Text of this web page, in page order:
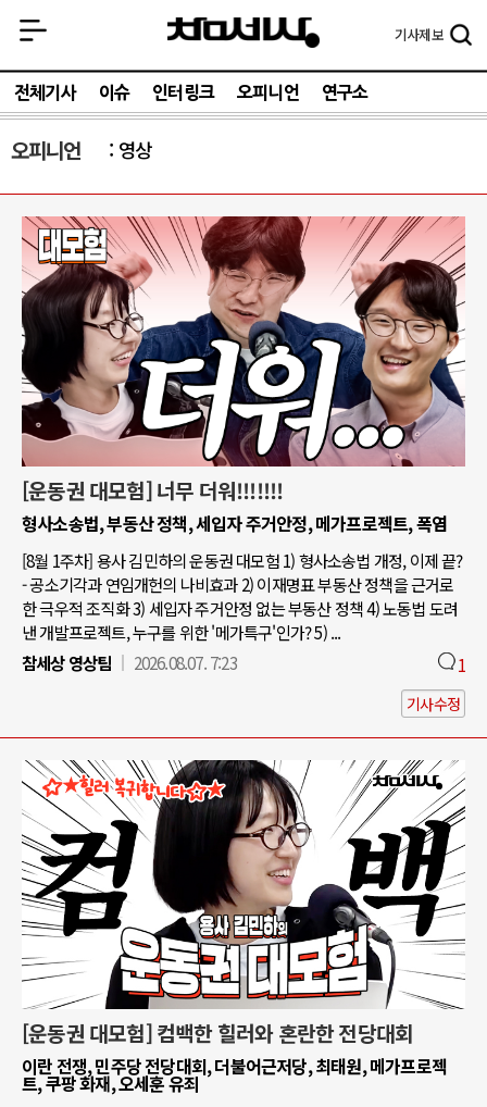
기사제보
전체기사 이슈 인터링크 오피니언 연구소
오피니언 영상
[운동권 대모험] 너무 더워!!!!!!!
형사소송법, 부동산 정책, 세입자 주거안정, 메가프로젝트, 폭염
[8월 1주차] 용사 김민하의 운동권 대모험 1) 형사소송법 개정, 이제 끝?
- 공소기각과 연임개헌의 나비효과 2) 이재명표 부동산 정책을 근거로
한 극우적 조직화 3) 세입자 주거안정 없는 부동산 정책 4) 노동법 도려
낸 개발프로젝트, 누구를 위한 '메가특구'인가? 5) ...
참세상 영상팀
2026.08.07. 7:23 1
기사수정
[운동권 대모험] 컴백한 힐러와 혼란한 전당대회
이란 전쟁, 민주당 전당대회, 더불어근저당, 최태원, 메가프로젝
트, 쿠팡 화재, 오세훈 유죄